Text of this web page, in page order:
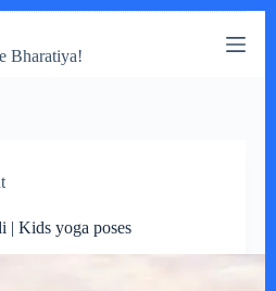
Bharatiya!
| Kids yoga poses